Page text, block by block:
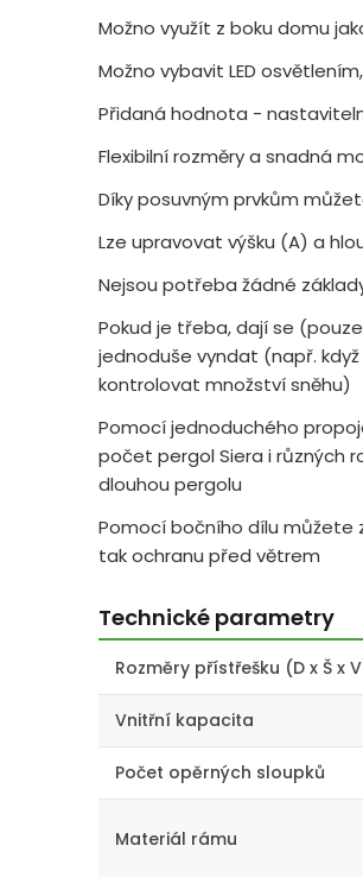
Možno využít z boku domu
Možno vybavit LED
Přidaná hodnota -
Flexibilní rozměry a snadná
Díky posuvným prvkům
Lze upravovat výšku (A) a
Nejsou potřeba žádné
Pokud je třeba, dají se
jednoduše vyndat (např.
kontrolovat množství sněhu)
Pomocí jednoduchého
počet pergol Siera i různých
dlouhou pergolu
Pomocí bočního dílu můžete
tak ochranu před větrem
Technické parametry
Rozměry přístřešku (D x Š x
Vnitřní kapacita
Počet opěrných sloupků
Materiál rámu